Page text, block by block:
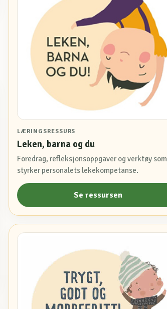
LÆRINGSRESSURS
Leken, barna og du
Foredrag, refleksjonsoppgaver og verktøy som
styrker personalets lekekompetanse.
Se ressursen